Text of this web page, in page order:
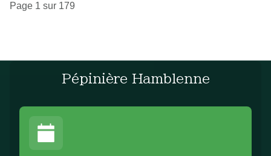
Page 1 sur 179
Pépinière Hamblenne